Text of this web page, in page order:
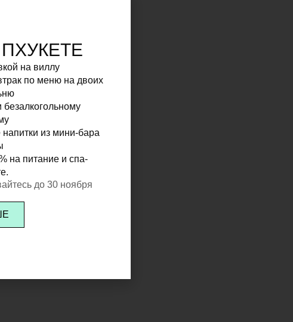
на виллу
по меню на двоих
из мини-бара
на питание и спа-
до 30 ноября